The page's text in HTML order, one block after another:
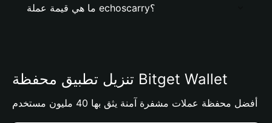
ما هي قيمة عملة echoscarry؟
تنزيل تطبيق محفظة Bitget Wallet
أفضل محفظة عملات مشفرة آمنة يثق بها 40 مليون مستخدم